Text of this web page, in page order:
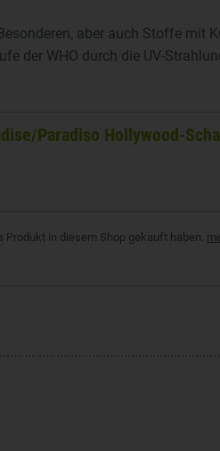
aber auch Stoffe mit
der WHO durch die UV-
Paradiso Hollywood-
Produkt in diesem Shop gekauft haben.